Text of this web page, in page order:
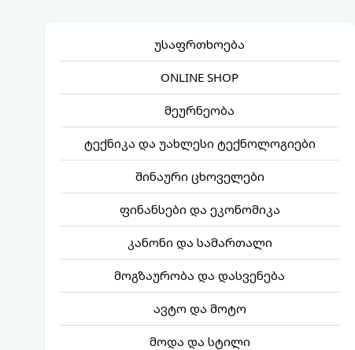
უსაფრთხოება
ONLINE SHOP
მეურნეობა
ტექნიკა და უახლესი ტექნოლოგიები
შინაური ცხოველები
ფინანსები და ეკონომიკა
კანონი და სამართალი
მოგზაურობა და დასვენება
ავტო და მოტო
მოდა და სტილი